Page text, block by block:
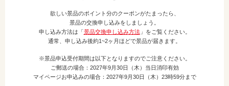
欲しい景品のポイント分のクーポンがたまったら、
景品の交換申し込みをしましょう。
申し込み方法は「 景品交換申し込み方法」をご覧ください。
通常、申し込み後約1~2ヶ月ほどで景品が届きます。
※景品申込受付期間は以下となりますのでご注意ください。
ご郵送の場合：2027年9月30日（木）当日消印有効
マイページお申込みの場合：2027年9月30日（木）23時59分まで